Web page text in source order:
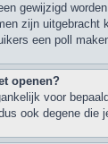
gewijzigd
zijn
een poll
openen?
voor
ook degene die